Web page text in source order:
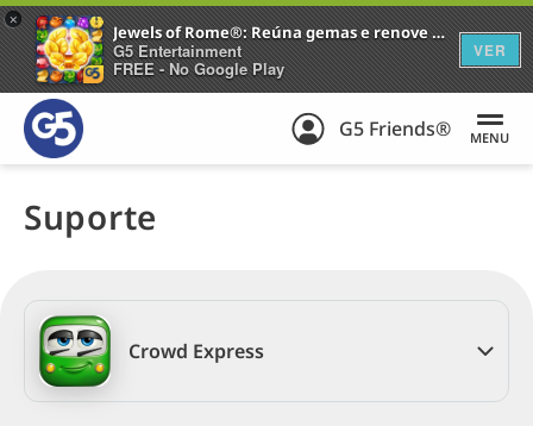
Jewels of Rome®: Reúna gemas e renove a cidade
G5 Entertainment
FREE - No Google Play
VER
+
G5 Friends® MENU
Suporte
Crowd Express